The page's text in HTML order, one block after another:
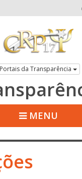
Portais da Transparência
MENU